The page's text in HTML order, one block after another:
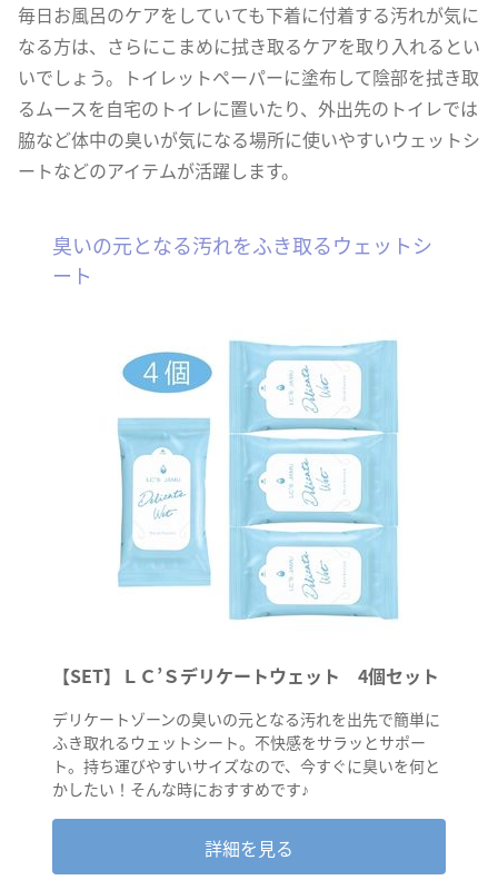
毎日お風呂のケアをしていても下着に付着する汚れが気に
なる方は、さらにこまめに拭き取るケアを取り入れるとい
いでしょう。トイレットペーパーに塗布して陰部を拭き取
るムースを自宅のトイレに置いたり、外出先のトイレでは
脇など体中の臭いが気になる場所に使いやすいウェットシ
ートなどのアイテムが活躍します。
臭いの元となる汚れをふき取るウェットシ
ート
【SET】ＬＣ’Ｓデリケートウェット 4個セット
デリケートゾーンの臭いの元となる汚れを出先で簡単に
ふき取れるウェットシート。不快感をサラッとサポー
ト。持ち運びやすいサイズなので、今すぐに臭いを何と
かしたい！そんな時におすすめです♪
詳細を見る